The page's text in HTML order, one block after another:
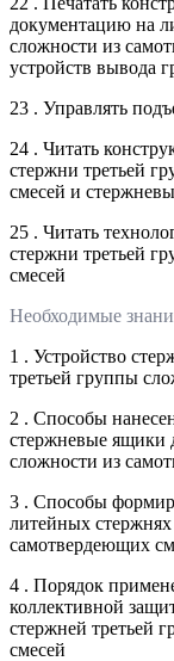
документацию на
сложности из
устройств вывода
23 . Управлять
24 . Читать
стержни третьей
смесей и
25 . Читать
стержни третьей
смесей
Необходимые
1 . Устройство
третьей группы
2 . Способы
стержневые ящики
сложности из
3 . Способы
литейных
самотвердеющих
4 . Порядок
коллективной
стержней третьей
смесей